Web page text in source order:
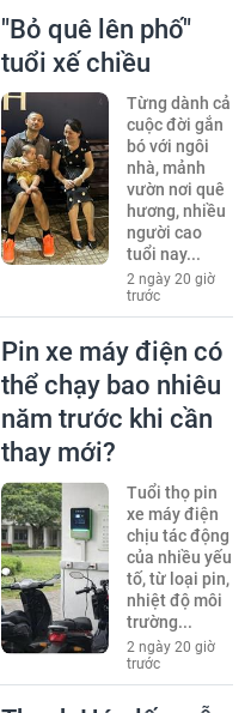
"Bỏ quê lên phố"
tuổi xế chiều
Từng dành cả
cuộc đời gắn
bó với ngôi
nhà, mảnh
vườn nơi quê
hương, nhiều
người cao
tuổi nay...
2 ngày 20 giờ
trước
Pin xe máy điện có
thể chạy bao nhiêu
năm trước khi cần
thay mới?
Tuổi thọ pin
xe máy điện
chịu tác động
của nhiều yếu
tố, từ loại pin,
nhiệt độ môi
trường...
2 ngày 20 giờ
trước